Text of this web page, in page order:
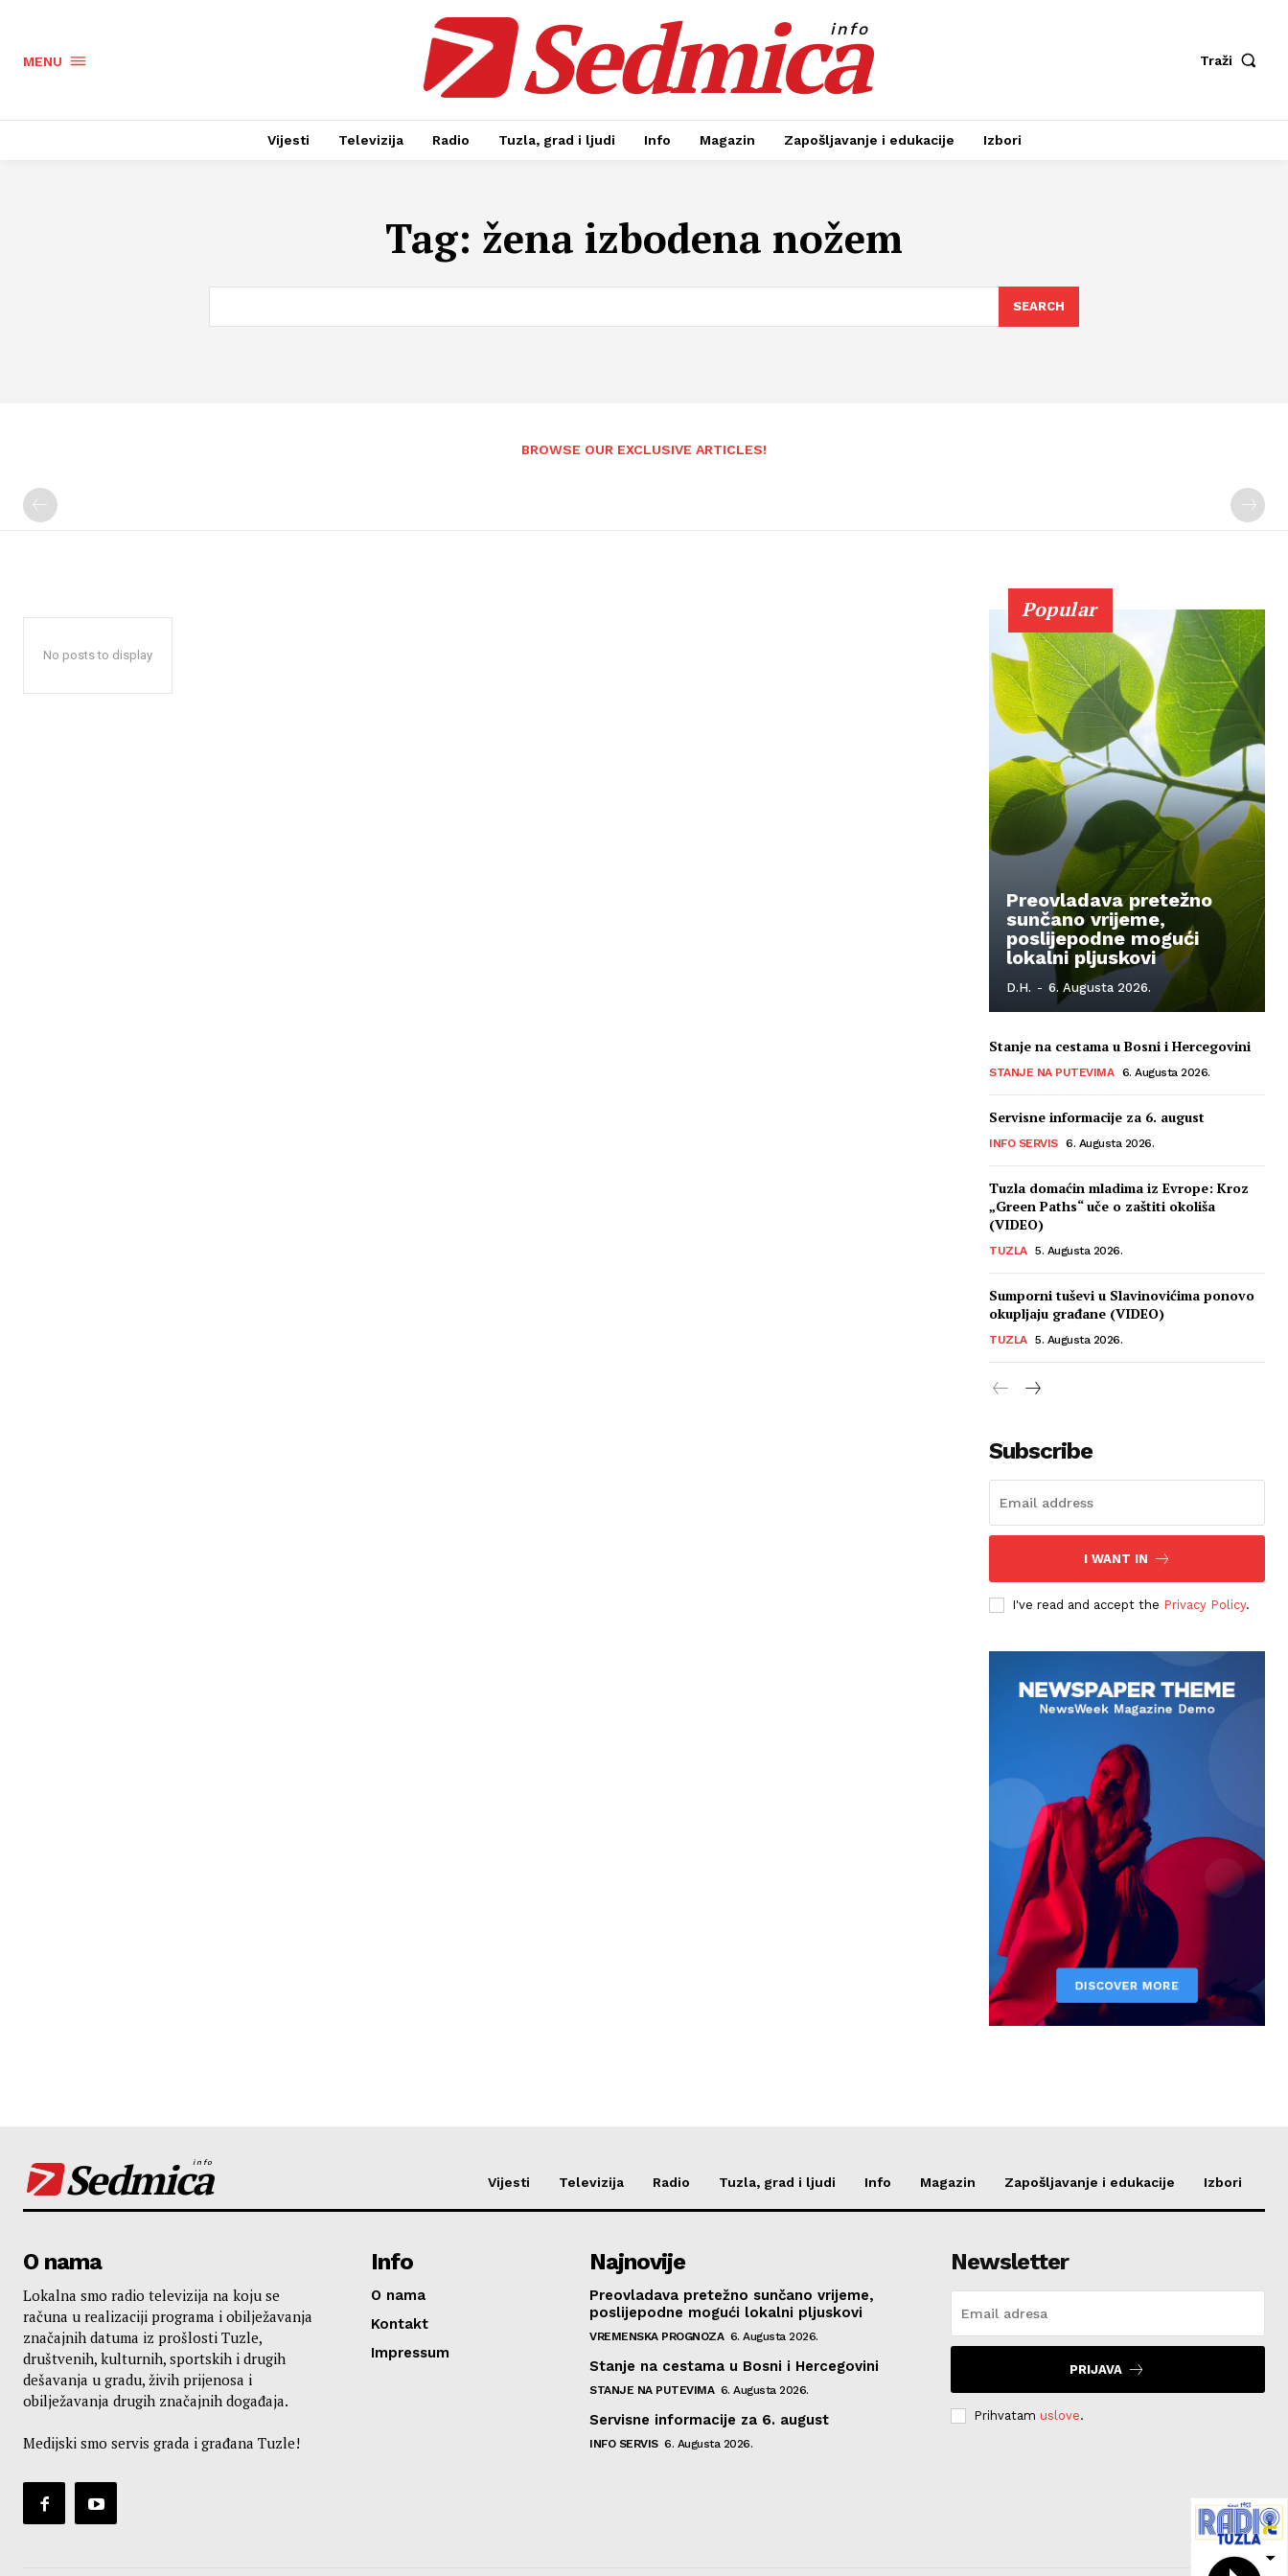
MENU Sedmica
info
Traži
Vijesti Televizija Radio Tuzla, grad i ljudi Info Magazin Zapošljavanje i edukacije Izbori
Tag: žena izbodena nožem
SEARCH
BROWSE OUR EXCLUSIVE ARTICLES!
No posts to display
Popular
Preovladava pretežno
sunčano vrijeme,
poslijepodne mogući
lokalni pljuskovi
D.H. - 6. Augusta 2026.
Stanje na cestama u Bosni i Hercegovini
STANJE NA PUTEVIMA 6. Augusta 2026.
Servisne informacije za 6. august
INFO SERVIS 6. Augusta 2026.
Tuzla domaćin mladima iz Evrope: Kroz
„Green Paths“ uče o zaštiti okoliša
(VIDEO)
TUZLA 5. Augusta 2026.
Sumporni tuševi u Slavinovićima ponovo
okupljaju građane (VIDEO)
TUZLA 5. Augusta 2026.
Subscribe
I WANT IN
I've read and accept the Privacy Policy.
Sedmica
info
Vijesti Televizija Radio Tuzla, grad i ljudi Info Magazin Zapošljavanje i edukacije Izbori
O nama
Lokalna smo radio televizija na koju se
računa u realizaciji programa i obilježavanja
značajnih datuma iz prošlosti Tuzle,
društvenih, kulturnih, sportskih i drugih
dešavanja u gradu, živih prijenosa i
obilježavanja drugih značajnih događaja.
Medijski smo servis grada i građana Tuzle!
Info
O nama
Kontakt
Impressum
Najnovije
Preovladava pretežno sunčano vrijeme,
poslijepodne mogući lokalni pljuskovi
VREMENSKA PROGNOZA 6. Augusta 2026.
Stanje na cestama u Bosni i Hercegovini
STANJE NA PUTEVIMA 6. Augusta 2026.
Servisne informacije za 6. august
INFO SERVIS 6. Augusta 2026.
Newsletter
PRIJAVA
Prihvatam uslove.